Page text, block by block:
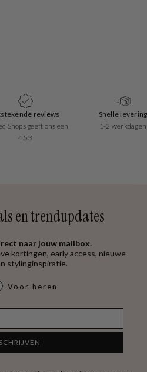
reviews
Shops geeft ons een
4.53
Snelle levering
1-2 werkdagen
en trendupdates
naar jouw mailbox.
kortingen, early access, nieuwe
stylinginspiratie.
Voor heren